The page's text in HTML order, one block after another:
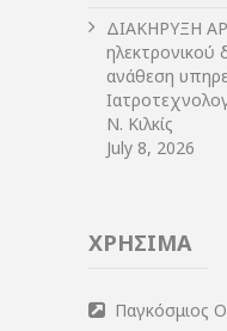
ΔIΑΚΗΡΥΞΗ
ηλεκτρονικού
ανάθεση
Ν. Κιλκίς
July 8, 2026
ΧΡΗΣΙΜΑ
Παγκόσμιος